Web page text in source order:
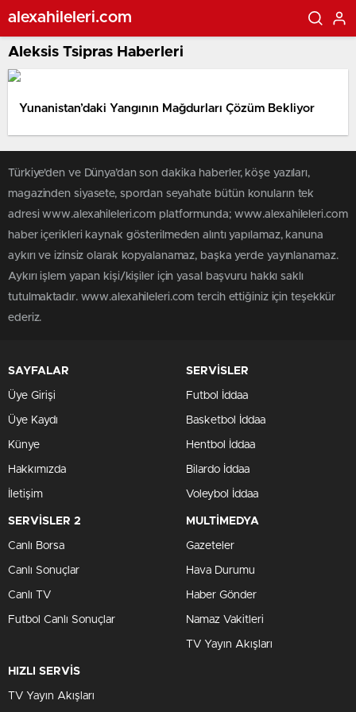
alexahileleri.com
Aleksis Tsipras Haberleri
Yunanistan’daki Yangının Mağdurları Çözüm Bekliyor
Türkiye'den ve Dünya’dan son dakika haberler, köşe yazıları,
magazinden siyasete, spordan seyahate bütün konuların tek
adresi www.alexahileleri.com platformunda; www.alexahileleri.com
haber içerikleri kaynak gösterilmeden alıntı yapılamaz, kanuna
aykırı ve izinsiz olarak kopyalanamaz, başka yerde yayınlanamaz.
Aykırı işlem yapan kişi/kişiler için yasal başvuru hakkı saklı
tutulmaktadır. www.alexahileleri.com tercih ettiğiniz için teşekkür
ederiz.
SAYFALAR
Üye Girişi
Üye Kaydı
Künye
Hakkımızda
İletişim
SERVİSLER
Futbol İddaa
Basketbol İddaa
Hentbol İddaa
Bilardo İddaa
Voleybol İddaa
SERVİSLER 2
Canlı Borsa
Canlı Sonuçlar
Canlı TV
Futbol Canlı Sonuçlar
MULTİMEDYA
Gazeteler
Hava Durumu
Haber Gönder
Namaz Vakitleri
TV Yayın Akışları
HIZLI SERVİS
TV Yayın Akışları